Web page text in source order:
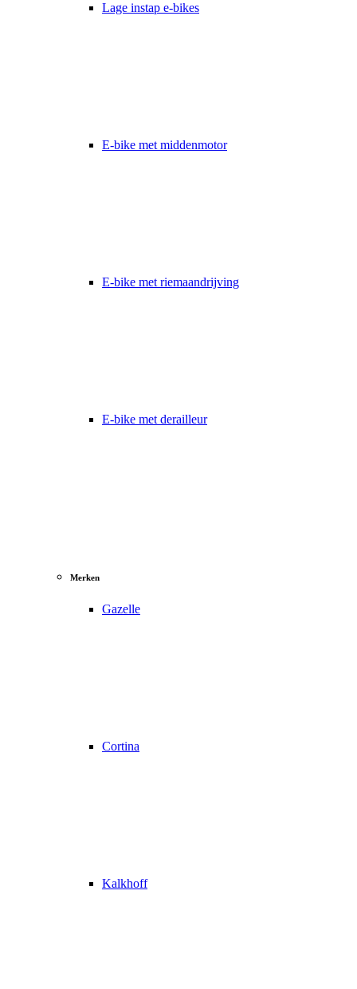
Lage instap e-bikes
E-bike met middenmotor
E-bike met riemaandrijving
E-bike met derailleur
Merken
Gazelle
Cortina
Kalkhoff